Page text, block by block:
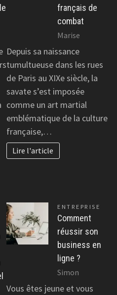
français de
combat
Marise
Depuis sa naissance
tumultueuse dans les rues
de Paris au XIXe siècle, la
savate s’est imposée
comme un art martial
emblématique de la culture
française,…
Lire l'article
ENTREPRISE
Comment
réussir son
business en
ligne ?
Simon
Vous êtes jeune et vous